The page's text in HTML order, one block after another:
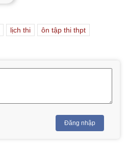
lịch thi ôn tập thi thpt
Đăng nhập